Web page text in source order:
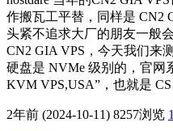
作搬瓦工平替，同样是 CN2
头紧不追求大厂的朋友一般
CN2 GIA VPS，今天我们来
硬盘是 NVMe 级别的，官网
KVM VPS,USA”，也就是
2年前 (2024-10-11) 8257浏览 1